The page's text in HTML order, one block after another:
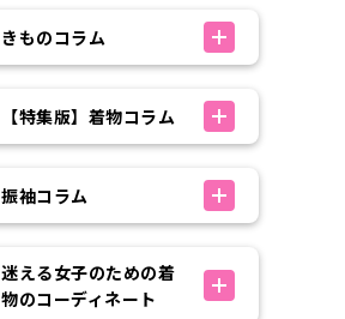
きものコラム
【特集版】着物コラム
振袖コラム
迷える女子のための着
物のコーディネート